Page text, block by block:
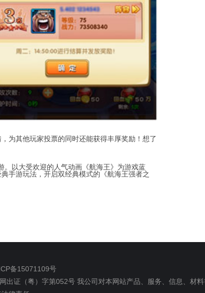
为其他玩家投票的同时还能获得丰厚奖励！想了
。以大受欢迎的人气动画《航海王》为游戏蓝
手游玩法，开启双经典模式的《航海王强者之
备15071109号
出证（粤）字第052号 我公司对本网站产品、服务、信息、材